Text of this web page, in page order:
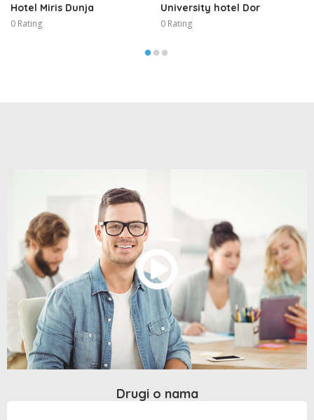
Hotel Miris Dunja
0 Rating
University hotel Dor
0 Rating
Drugi o nama